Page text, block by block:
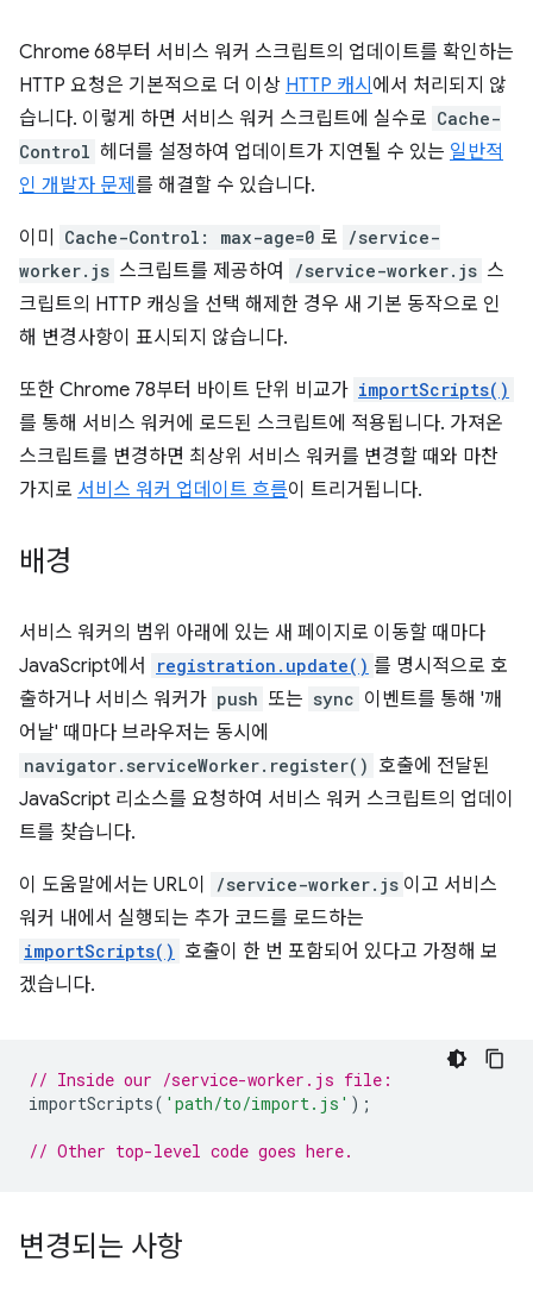
Chrome 68부터 서비스 워커 스크립트의 업데이트를 확인하는
HTTP 요청은 기본적으로 더 이상 HTTP 캐시 에서 처리되지 않
습니다. 이렇게 하면 서비스 워커 스크립트에 실수로 Cache-
Control 헤더를 설정하여 업데이트가 지연될 수 있는 일반적
인 개발자 문제 를 해결할 수 있습니다.
이미 Cache-Control: max-age=0 로 /service-
worker.js 스크립트를 제공하여 /service-worker.js 스
크립트의 HTTP 캐싱을 선택 해제한 경우 새 기본 동작으로 인
해 변경사항이 표시되지 않습니다.
또한 Chrome 78부터 바이트 단위 비교가 importScripts()
를 통해 서비스 워커에 로드된 스크립트에 적용됩니다. 가져온
스크립트를 변경하면 최상위 서비스 워커를 변경할 때와 마찬
가지로 서비스 워커 업데이트 흐름이 트리거됩니다.
배경
서비스 워커의 범위 아래에 있는 새 페이지로 이동할 때마다
JavaScript에서
registration.update() 를 명시적으로 호
출하거나 서비스 워커가 push 또는 sync 이벤트를 통해 '깨
어날' 때마다 브라우저는 동시에
navigator.serviceWorker.register() 호출에 전달된
JavaScript 리소스를 요청하여 서비스 워커 스크립트의 업데이
트를 찾습니다.
이 도움말에서는 URL이 /service-worker.js 이고 서비스
워커 내에서 실행되는 추가 코드를 로드하는
importScripts() 호출이 한 번 포함되어 있다고 가정해 보
겠습니다.
// Inside our /service-worker.js file:
importScripts( 'path/to/import.js' );
// Other top-level code goes here.
변경되는 사항